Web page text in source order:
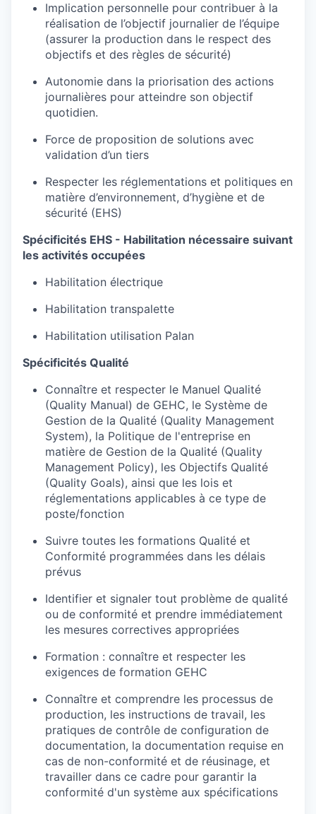
Implication personnelle pour contribuer à la
réalisation de l’objectif journalier de l’équipe
(assurer la production dans le respect des
objectifs et des règles de sécurité)
Autonomie dans la priorisation des actions
journalières pour atteindre son objectif
quotidien.
Force de proposition de solutions avec
validation d’un tiers
Respecter les réglementations et politiques en
matière d’environnement, d’hygiène et de
sécurité (EHS)
Spécificités EHS - Habilitation nécessaire suivant
les activités occupées
Habilitation électrique
Habilitation transpalette
Habilitation utilisation Palan
Spécificités Qualité
Connaître et respecter le Manuel Qualité
(Quality Manual) de GEHC, le Système de
Gestion de la Qualité (Quality Management
System), la Politique de l'entreprise en
matière de Gestion de la Qualité (Quality
Management Policy), les Objectifs Qualité
(Quality Goals), ainsi que les lois et
réglementations applicables à ce type de
poste/fonction
Suivre toutes les formations Qualité et
Conformité programmées dans les délais
prévus
Identifier et signaler tout problème de qualité
ou de conformité et prendre immédiatement
les mesures correctives appropriées
Formation : connaître et respecter les
exigences de formation GEHC
Connaître et comprendre les processus de
production, les instructions de travail, les
pratiques de contrôle de configuration de
documentation, la documentation requise en
cas de non-conformité et de réusinage, et
travailler dans ce cadre pour garantir la
conformité d'un système aux spécifications